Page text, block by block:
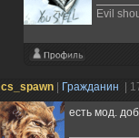
Evil
cs_spawn Гражданин
|
есть мод.